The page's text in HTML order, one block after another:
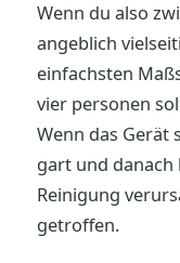
Wenn du also
angeblich
einfachsten
vier personen
Wenn das Gerät
gart und
Reinigung
getroffen.